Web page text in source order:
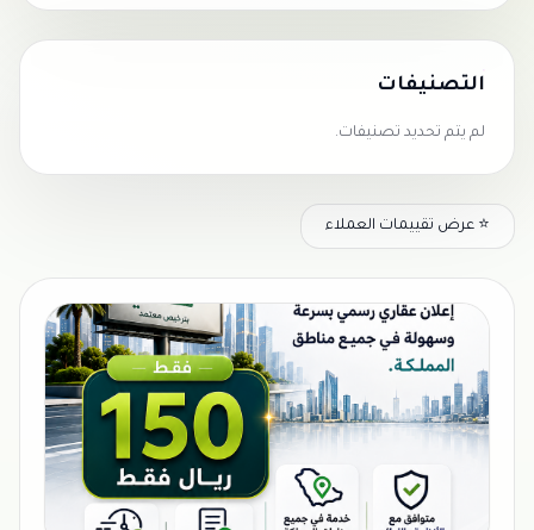
التصنيفات
لم يتم تحديد تصنيفات.
⭐ عرض تقييمات العملاء